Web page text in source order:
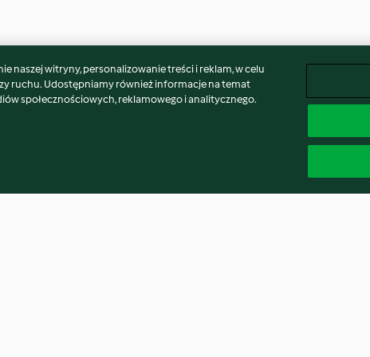
naszej witryny, personalizowanie treści i reklam, w celu
ruchu. Udostępniamy również informacje na temat
społecznościowych, reklamowego i analitycznego.